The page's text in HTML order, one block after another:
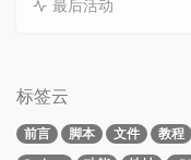
最后活动
标签云
前言 脚本 文件 教程